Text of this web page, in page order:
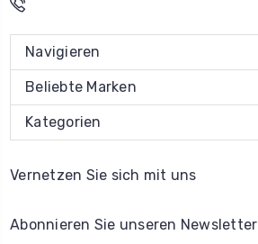
Navigieren
Beliebte Marken
Kategorien
Vernetzen Sie sich mit uns
Abonnieren Sie unseren Newsletter